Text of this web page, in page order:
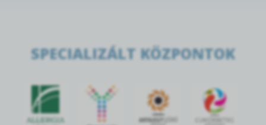
SPECIALIZÁLT KÖZPONTOK